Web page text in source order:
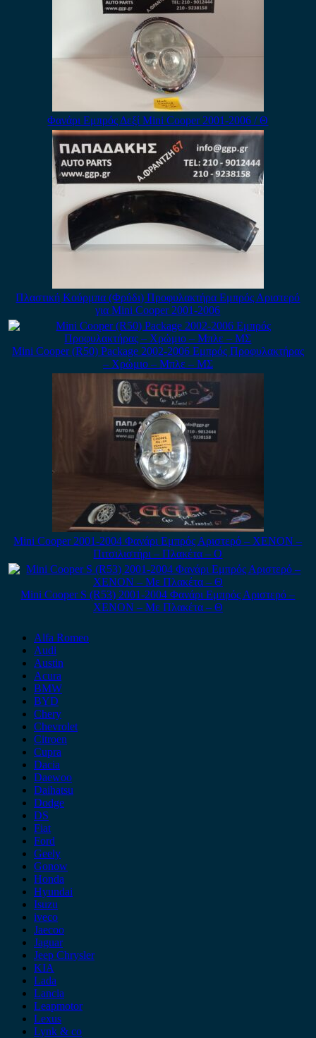
Φανάρι Εμπρός Δεξί Mini Cooper 2001-2006 / Θ
Πλαστική Κούρμπα (Φρύδι) Προφυλακτήρα Εμπρός Αριστερό
για Mini Cooper 2001-2006
Mini Cooper (R50) Package 2002-2006 Εμπρός Προφυλακτήρας
– Χρώμιο – Μπλε – ΜΣ
Mini Cooper 2001-2004 Φανάρι Εμπρός Αριστερό – XENON –
Πιτσιλιστήρι – Πλακέτα – Ο
Mini Cooper S (R53) 2001-2004 Φανάρι Εμπρός Αριστερό –
XENON – Με Πλακέτα – Θ
Alfa Romeo
Audi
Austin
Acura
BMW
BYD
Chery
Chevrolet
Citroen
Cupra
Dacia
Daewoo
Daihatsu
Dodge
DS
Fiat
Ford
Geely
Gonow
Honda
Hyundai
Isuzu
iveco
Jaecoo
Jaguar
Jeep Chrysler
KIA
Lada
Lancia
Leapmotor
Lexus
Lynk & co